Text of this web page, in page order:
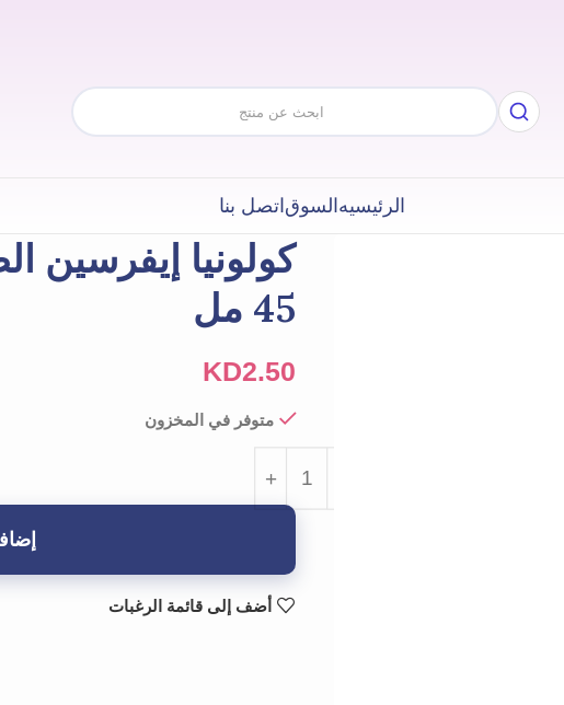
الرئيسيهالسوقاتصل بنا
كولونيا إيفرسين
45 مل
KD2.50
متوفر في المخزون
أضف إلى قائمة الرغبات